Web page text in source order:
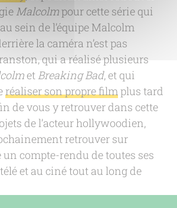
Malcolmpour cette série qui
sein de l’équipe Malcolm
la caméra n’est pas
qui a réalisé plusieurs
et Breaking Bad, et qui
réaliser son propre filmplus tard
de vous y retrouver dans cette
de l’acteur hollywoodien,
retrouver sur
compte-rendu de toutes ses
et au ciné tout au long de